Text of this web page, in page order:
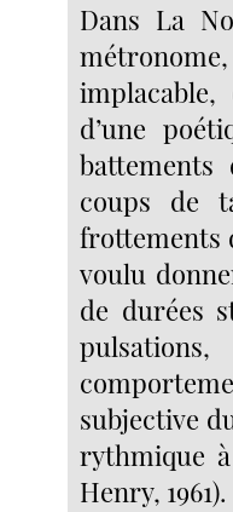
Dans La
d’une
coups de
frottements
voulu
de durées
subjective
rythmique
Henry, 1961).